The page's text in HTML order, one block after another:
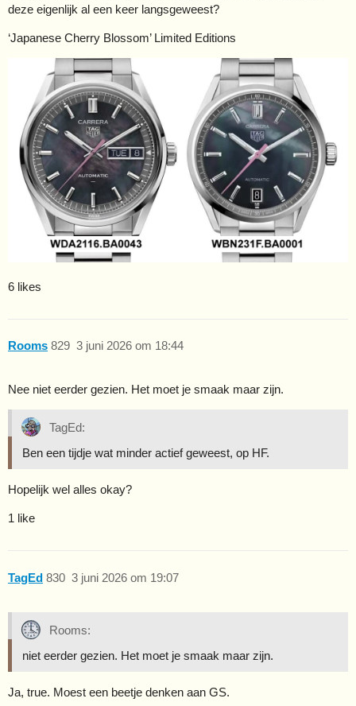
deze eigenlijk al een keer langsgeweest?
‘Japanese Cherry Blossom’ Limited Editions
6 likes
Rooms 3 juni 2026 om 18:44
829
Nee niet eerder gezien. Het moet je smaak maar zijn.
TagEd:
Ben een tijdje wat minder actief geweest, op HF.
Hopelijk wel alles okay?
1 like
TagEd 3 juni 2026 om 19:07
830
Rooms:
niet eerder gezien. Het moet je smaak maar zijn.
Ja, true. Moest een beetje denken aan GS.